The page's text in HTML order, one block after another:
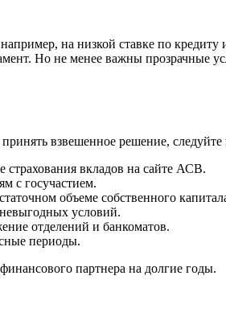
на низкой ставке по
Но не менее важны прозрачные
взвешенное решение, следуйте
страхования вкладов на сайте АСВ.
с госучастием.
объеме собственного
условий.
отделений и банкоматов.
периоды.
партнера на долгие годы.